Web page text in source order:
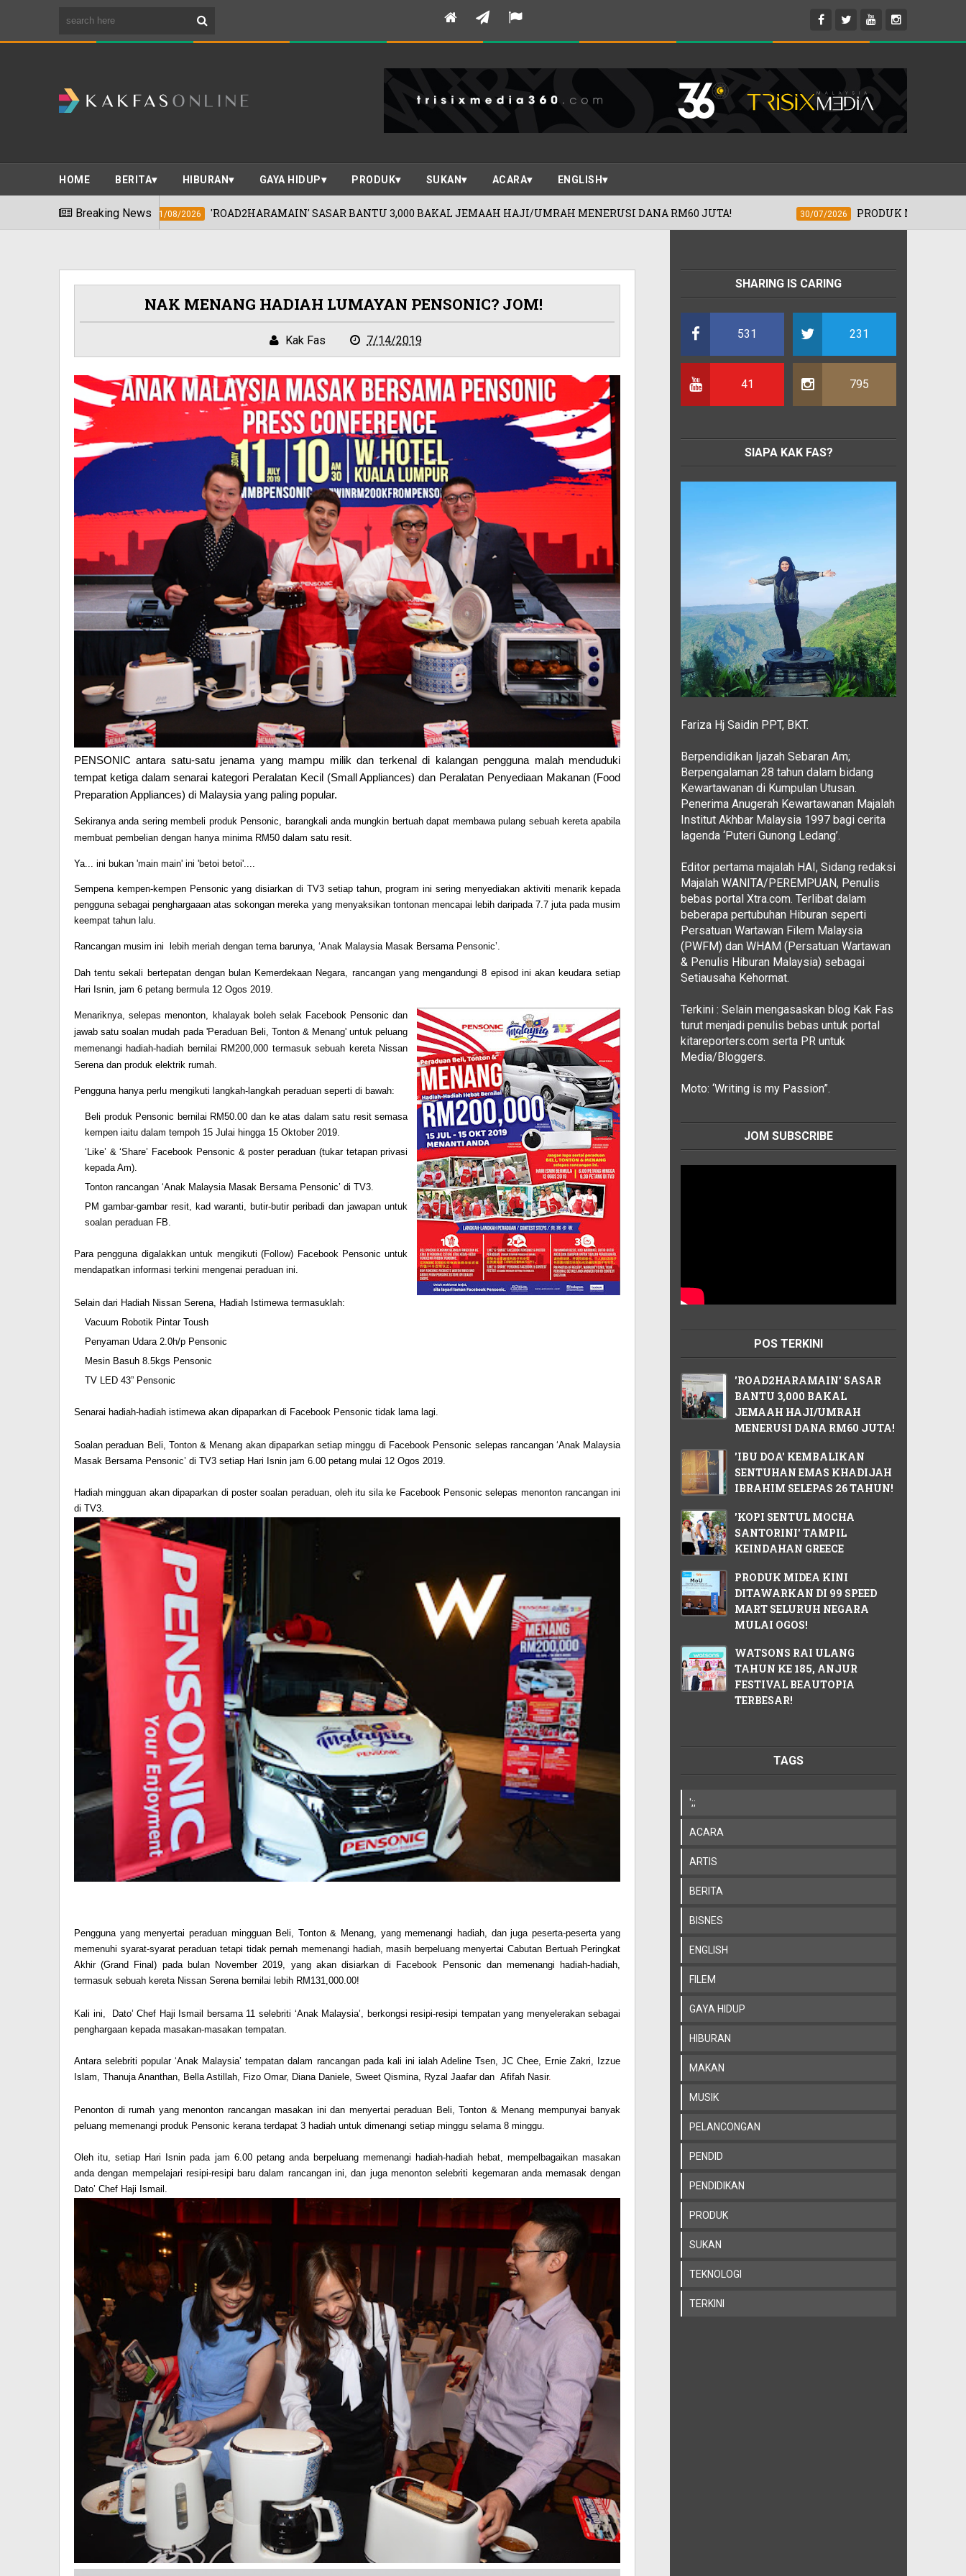
HOME BERITA HIBURAN GAYA HIDUP PRODUK SUKAN ACARA ENGLISH
Breaking News
01/08/2026 'ROAD2HARAMAIN' SASAR BANTU 3,000 BAKAL JEMAAH HAJI/UMRAH MENERUSI DANA RM60 JUTA! 30/07/2026 PRODUK MIDEA KINI DITAWARKAN DI 99
NAK MENANG HADIAH LUMAYAN PENSONIC? JOM!
Kak Fas 7/14/2019
PENSONIC antara satu-satu jenama yang mampu milik dan terkenal di kalangan pengguna malah menduduki
tempat ketiga dalam senarai kategori Peralatan Kecil (Small Appliances) dan Peralatan Penyediaan Makanan (Food
Preparation Appliances) di Malaysia yang paling popular.
Sekiranya anda sering membeli produk Pensonic, barangkali anda mungkin bertuah dapat membawa pulang sebuah kereta apabila
membuat pembelian dengan hanya minima RM50 dalam satu resit.
Ya... ini bukan 'main main' ini 'betoi betoi'....
Sempena kempen-kempen Pensonic yang disiarkan di TV3 setiap tahun, program ini sering menyediakan aktiviti menarik kepada
pengguna sebagai penghargaaan atas sokongan mereka yang menyaksikan tontonan mencapai lebih daripada 7.7 juta pada musim
keempat tahun lalu.
Rancangan musim ini lebih meriah dengan tema barunya, ‘Anak Malaysia Masak Bersama Pensonic’.
Dah tentu sekali bertepatan dengan bulan Kemerdekaan Negara, rancangan yang mengandungi 8 episod ini akan keudara setiap
Hari Isnin, jam 6 petang bermula 12 Ogos 2019.
Menariknya, selepas menonton, khalayak boleh selak Facebook Pensonic dan
jawab satu soalan mudah pada 'Peraduan Beli, Tonton & Menang' untuk peluang
memenangi hadiah-hadiah bernilai RM200,000 termasuk sebuah kereta Nissan
Serena dan produk elektrik rumah.
Pengguna hanya perlu mengikuti langkah-langkah peraduan seperti di bawah:
Beli produk Pensonic bernilai RM50.00 dan ke atas dalam satu resit semasa
kempen iaitu dalam tempoh 15 Julai hingga 15 Oktober 2019.
‘Like’ & ‘Share’ Facebook Pensonic & poster peraduan (tukar tetapan privasi
kepada Am).
Tonton rancangan ‘Anak Malaysia Masak Bersama Pensonic’ di TV3.
PM gambar-gambar resit, kad waranti, butir-butir peribadi dan jawapan untuk
soalan peraduan FB.
Para pengguna digalakkan untuk mengikuti(Follow) Facebook Pensonicuntuk
mendapatkan informasi terkini mengenai peraduan ini.
Selain dari Hadiah Nissan Serena, Hadiah Istimewa termasuklah:
Vacuum Robotik Pintar Toush
Penyaman Udara 2.0h/p Pensonic
Mesin Basuh 8.5kgs Pensonic
TV LED 43” Pensonic
Senarai hadiah-hadiah istimewa akan dipaparkan di Facebook Pensonic tidak lama lagi.
Soalan peraduan Beli, Tonton & Menang akan dipaparkan setiap minggu di Facebook Pensonic selepas rancangan ‘Anak Malaysia
Masak Bersama Pensonic’ di TV3 setiap Hari Isnin jam 6.00 petang mulai 12 Ogos 2019.
Hadiah mingguan akan dipaparkan di poster soalan peraduan, oleh itu sila ke Facebook Pensonic selepas menonton rancangan ini
di TV3.
Pengguna yang menyertai peraduan mingguan Beli, Tonton & Menang, yang memenangi hadiah, dan juga peserta-peserta yang
memenuhi syarat-syarat peraduan tetapi tidak pernah memenangi hadiah, masih berpeluang menyertaiCabutan Bertuah Peringkat
Akhir (Grand Final) pada bulan November 2019, yang akan disiarkan di Facebook Pensonic dan memenangi hadiah-hadiah,
termasuk sebuah kereta Nissan Serenabernilai lebih RM131,000.00!
Kali ini, Dato’ Chef Haji Ismail bersama 11 selebriti ‘Anak Malaysia’, berkongsi resipi-resipi tempatan yang menyelerakan sebagai
penghargaan kepada masakan-masakan tempatan.
Antara selebriti popular ‘Anak Malaysia’ tempatan dalam rancangan pada kali ini ialah Adeline Tsen, JC Chee, Ernie Zakri, Izzue
Islam, Thanuja Ananthan, Bella Astillah, Fizo Omar, Diana Daniele, Sweet Qismina, Ryzal Jaafar dan Afifah Nasir.
Penonton di rumah yang menonton rancangan masakan ini dan menyertai peraduan Beli, Tonton & Menang mempunyai banyak
peluang memenangi produk Pensonic kerana terdapat 3 hadiah untuk dimenangi setiap minggu selama 8 minggu.
Oleh itu, setiap Hari Isnin pada jam 6.00 petang anda berpeluang memenangi hadiah-hadiah hebat, mempelbagaikan masakan
anda dengan mempelajari resipi-resipi baru dalam rancangan ini, dan juga menonton selebriti kegemaran anda memasak dengan
Dato’ Chef Haji Ismail.
SHARING IS CARING
531 231
41 795
SIAPA KAK FAS?
Fariza Hj Saidin PPT, BKT.
Berpendidikan Ijazah Sebaran Am;
Berpengalaman 28 tahun dalam bidang
Kewartawanan di Kumpulan Utusan.
Penerima Anugerah Kewartawanan Majalah
Institut Akhbar Malaysia 1997 bagi cerita
lagenda ‘Puteri Gunong Ledang’.
Editor pertama majalah HAI, Sidang redaksi
Majalah WANITA/PEREMPUAN, Penulis
bebas portal Xtra.com. Terlibat dalam
beberapa pertubuhan Hiburan seperti
Persatuan Wartawan Filem Malaysia
(PWFM) dan WHAM (Persatuan Wartawan
& Penulis Hiburan Malaysia) sebagai
Setiausaha Kehormat.
Terkini : Selain mengasaskan blog Kak Fas
turut menjadi penulis bebas untuk portal
kitareporters.com serta PR untuk
Media/Bloggers.
Moto: ‘Writing is my Passion”.
JOM SUBSCRIBE
POS TERKINI
'ROAD2HARAMAIN' SASAR
BANTU 3,000 BAKAL
JEMAAH HAJI/UMRAH
MENERUSI DANA RM60 JUTA!
'IBU DOA' KEMBALIKAN
SENTUHAN EMAS KHADIJAH
IBRAHIM SELEPAS 26 TAHUN!
'KOPI SENTUL MOCHA
SANTORINI' TAMPIL
KEINDAHAN GREECE
PRODUK MIDEA KINI
DITAWARKAN DI 99 SPEED
MART SELURUH NEGARA
MULAI OGOS!
WATSONS RAI ULANG
TAHUN KE 185, ANJUR
FESTIVAL BEAUTOPIA
TERBESAR!
TAGS
';;
ACARA
ARTIS
BERITA
BISNES
ENGLISH
FILEM
GAYA HIDUP
HIBURAN
MAKAN
MUSIK
PELANCONGAN
PENDID
PENDIDIKAN
PRODUK
SUKAN
TEKNOLOGI
TERKINI